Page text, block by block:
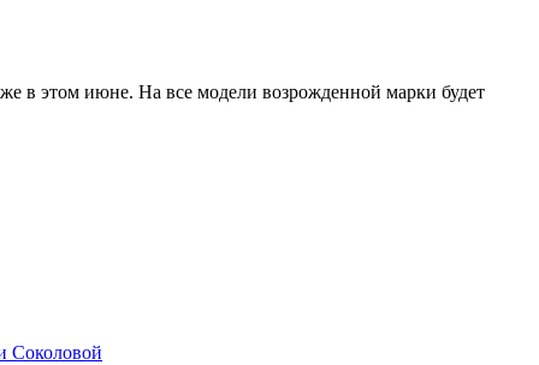
в этом июне. На все модели возрожденной марки будет
Соколовой